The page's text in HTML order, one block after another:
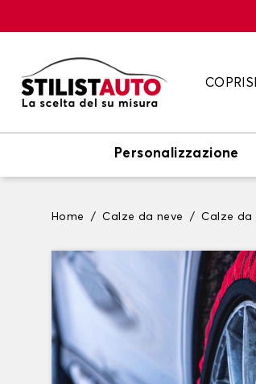
Personalizzazione
Home Calze da neve Calze da